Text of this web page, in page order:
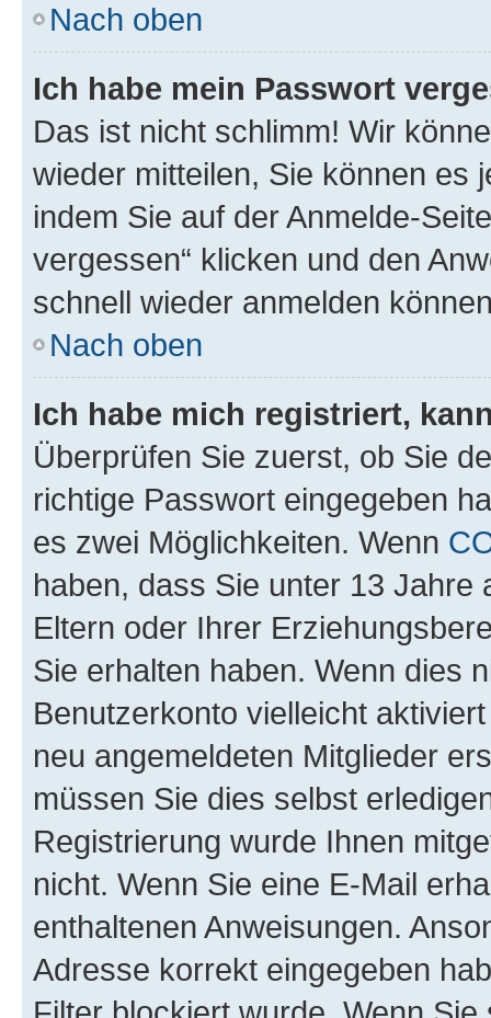
Nach oben
Ich habe mein Passwort
Das ist nicht schlimm! Wir
wieder mitteilen, Sie können es
indem Sie auf der Anmelde-
vergessen“ klicken und den
schnell wieder anmelden
Nach oben
Ich habe mich registriert,
Überprüfen Sie zuerst, ob Sie
richtige Passwort eingegeben
es zwei Möglichkeiten. Wenn
haben, dass Sie unter 13 Jahre
Eltern oder Ihrer
Sie erhalten haben. Wenn dies
Benutzerkonto vielleicht
neu angemeldeten Mitglieder
müssen Sie dies selbst
Registrierung wurde Ihnen
nicht. Wenn Sie eine E-Mail
enthaltenen Anweisungen.
Adresse korrekt eingegeben